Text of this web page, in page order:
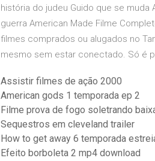
história do judeu Guido que se muda
guerra American Made Filme
filmes comprados ou alugados no
mesmo sem estar conectado. Só é
Assistir filmes de ação 2000
American gods 1 temporada ep 2
Filme prova de fogo soletrando
Sequestros em cleveland trailer
How to get away 6 temporada
Efeito borboleta 2 mp4 download